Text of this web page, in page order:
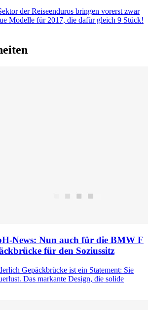
der Reiseenduros bringen vorerst zwar
Modelle für 2017, die dafür gleich 9 Stück!
News: Nun auch für die BMW F
für den Soziussitz
Gepäckbrücke ist ein Statement: Sie
Das markante Design, die solide